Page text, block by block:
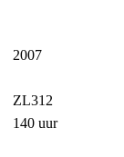
2007
ZL312
140 uur